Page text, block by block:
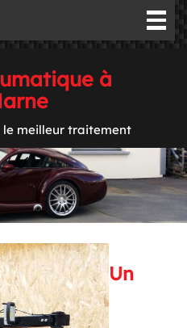
à
le meilleur traitement
Un